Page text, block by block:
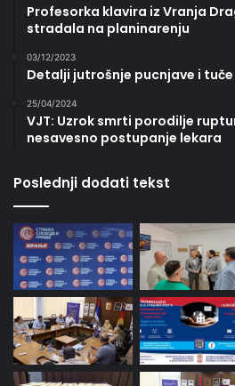
Profesorka klavira iz Vranja
stradala na planinarenju
03/12/2023
Detalji jutrošnje pucnjave i tuče
25/04/2024
VJT: Uzrok smrti porodilje
nesavesno postupanje lekara
Poslednji dodati tekst